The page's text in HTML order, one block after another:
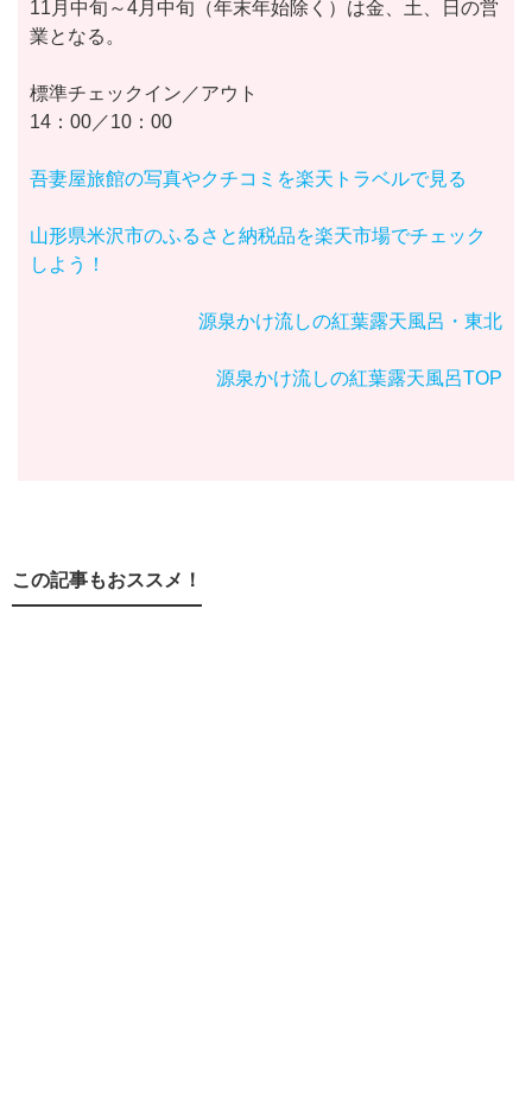
11月中旬～4月中旬（年末年始除く）は金、土、日の営
業となる。
標準チェックイン／アウト
14：00／10：00
吾妻屋旅館の写真やクチコミを楽天トラベルで見る
山形県米沢市のふるさと納税品を楽天市場でチェック
しよう！
源泉かけ流しの紅葉露天風呂・東北
源泉かけ流しの紅葉露天風呂TOP
この記事もおススメ！